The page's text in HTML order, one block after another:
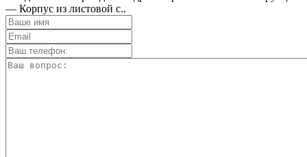
— Корпус из листовой с..